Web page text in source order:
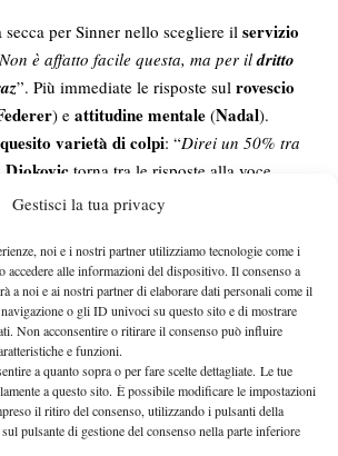
Gestisci la tua privacy
noi e i nostri partner utilizziamo tecnologie come i
accedere alle informazioni del dispositivo. Il consenso a
a noi e ai nostri partner di elaborare dati personali come il
o gli ID univoci su questo sito e di mostrare
Non acconsentire o ritirare il consenso può influire
e funzioni.
a quanto sopra o per fare scelte dettagliate. Le tue
a questo sito. È possibile modificare le impostazioni
il ritiro del consenso, utilizzando i pulsanti della
pulsante di gestione del consenso nella parte inferiore
secca per Sinner nello scegliere il servizio
Non è affatto facile questa, ma per ildritto
”. Più immediate le risposte sul rovescio
) e attitudine mentale (Nadal).
quesito varietà di colpi: “Direi un 50% tra
Djokovic torna tra le risposte alla voce
tutti i movimenti su un campo da tennis.
Sinnersi mostra sicuro della risposta: “Il
su "Accetto" per abilitare Instagram